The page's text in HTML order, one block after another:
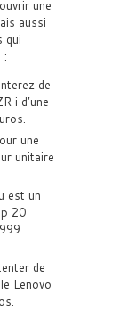
une
aussi
qui
:
de
i d’une
une
unitaire
est un
20
de
Lenovo